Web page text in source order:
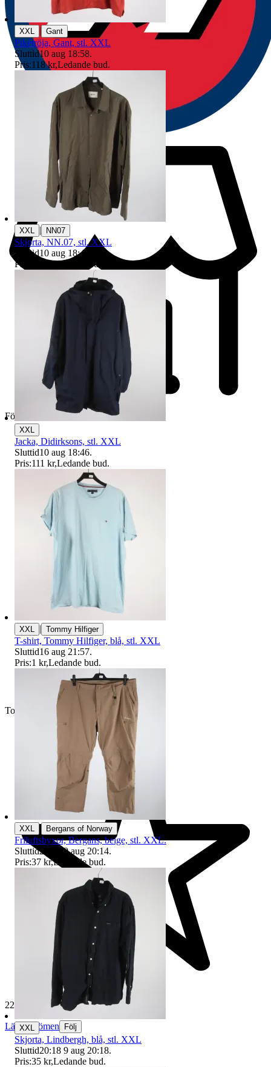
Företag
Toppsäljare
229 627 omdömen
Läs omdömen Följ
XXL | Gant
Pikétröja, Gant, stl. XXL
Sluttid10 aug 18:58.
Pris:118 kr,Ledande bud.
XXL | NN07
Skjorta, NN.07, stl. XXL
Sluttid10 aug 18:49
Pris:
18 kr,Ledande bud
XXL
Jacka, Didirksons, stl. XXL
Sluttid10 aug 18:46.
Pris:111 kr,Ledande bud.
XXL | Tommy Hilfiger
T-shirt, Tommy Hilfiger, blå, stl. XXL
Sluttid16 aug 21:57.
Pris:1 kr,Ledande bud.
XXL Bergans of Norway
Friluftsbyxor, Bergans, beige, stl. XXL.
Sluttid20:14 9 aug 20:14.
Pris:37 kr,Ledande bud.
XXL
Skjorta, Lindbergh, blå, stl. XXL
Sluttid20:18 9 aug 20:18.
Pris:35 kr,Ledande bud.